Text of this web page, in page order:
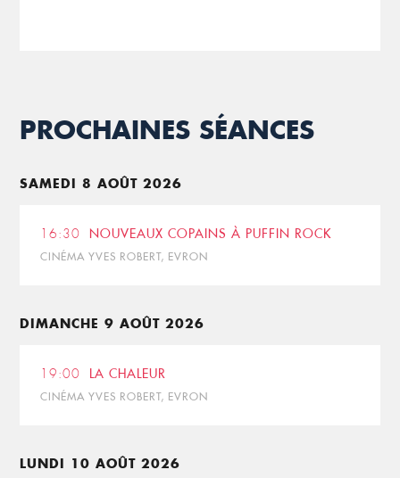
PROCHAINES SÉANCES
SAMEDI 8 AOÛT 2026
16:30 NOUVEAUX COPAINS À PUFFIN ROCK
CINÉMA YVES ROBERT, EVRON
DIMANCHE 9 AOÛT 2026
19:00 LA CHALEUR
CINÉMA YVES ROBERT, EVRON
LUNDI 10 AOÛT 2026